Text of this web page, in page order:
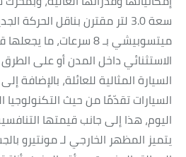
سعة 3.0 لتر مقترن بناقل الحركة
ميتسوبيشي بـ 8 سرعات،
الاستثنائي داخل المدن أو على
السيارة المثالية للعائلة، بالإضافة
السيارات تقدّمًا من حيث
اليوم، هذا إلى جانب قيمتها
يتميز المظهر الخارجي لـ مونتيرو